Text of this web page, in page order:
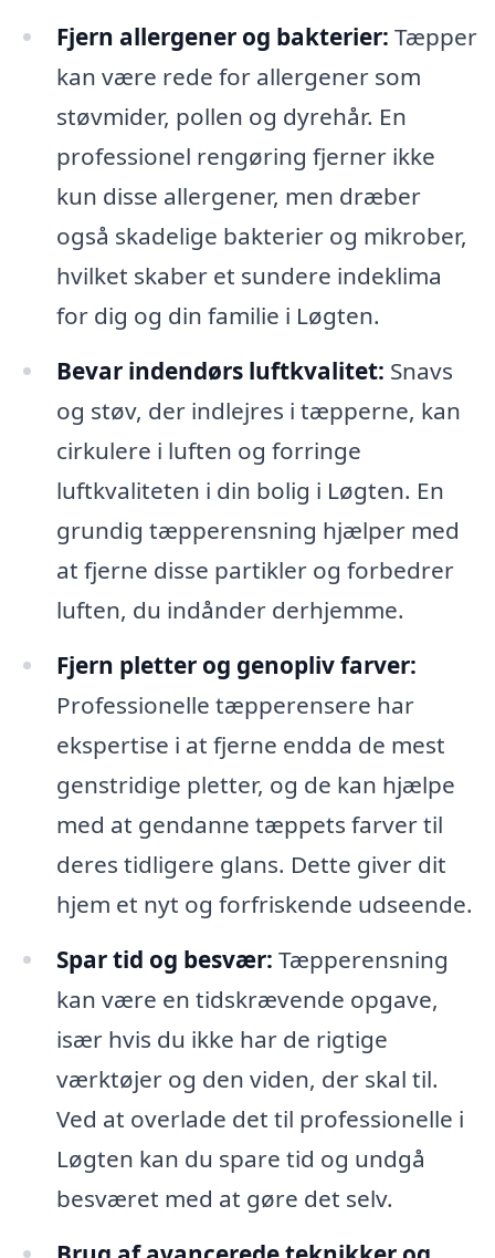
Fjern allergener og bakterier: Tæpper
kan være rede for allergener som
støvmider, pollen og dyrehår. En
professionel rengøring fjerner ikke
kun disse allergener, men dræber
også skadelige bakterier og mikrober,
hvilket skaber et sundere indeklima
for dig og din familie i Løgten.
Bevar indendørs luftkvalitet: Snavs
og støv, der indlejres i tæpperne, kan
cirkulere i luften og forringe
luftkvaliteten i din bolig i Løgten. En
grundig tæpperensning hjælper med
at fjerne disse partikler og forbedrer
luften, du indånder derhjemme.
Fjern pletter og genopliv farver:
Professionelle tæpperensere har
ekspertise i at fjerne endda de mest
genstridige pletter, og de kan hjælpe
med at gendanne tæppets farver til
deres tidligere glans. Dette giver dit
hjem et nyt og forfriskende udseende.
Spar tid og besvær: Tæpperensning
kan være en tidskrævende opgave,
især hvis du ikke har de rigtige
værktøjer og den viden, der skal til.
Ved at overlade det til professionelle i
Løgten kan du spare tid og undgå
besværet med at gøre det selv.